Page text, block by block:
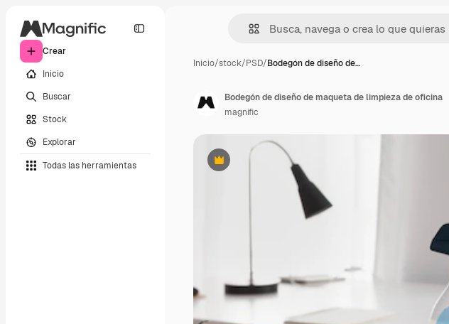
Crear
Inicio
Buscar
Stock
Explorar
Todas las herramientas
Inicio/stock/PSD/Bodegón de diseño de…
Premium
Bodegón de diseño de maqueta de limpieza de oficina
magnific